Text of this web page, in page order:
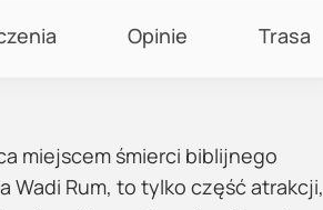
Opinie Trasa
miejscem śmierci biblijnego
Wadi Rum, to tylko część atrakcji,